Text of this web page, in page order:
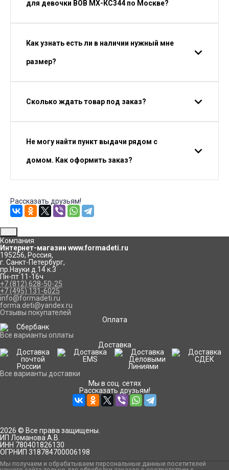
для девочки ВОВ МХ-КС344 по Москве?
Как узнать есть ли в наличии нужный мне
размер?
Сколько ждать товар под заказ?
Не могу найти пункт выдачи рядом с
домом. Как оформить заказ?
Рассказать друзьям!
Компания
Интернет-магазин www.formadeti.ru
195256, Россия,
г. Санкт-Петербург,
пр.Науки д.14 к.3
Пн-пт 11-16ч
+7 (812) 628-50-25
+7 (495) 131-6025
info@formadeti.ru
forma.deti@yandex.ru
Отзывы покупателей
Оплата
Все варианты оплаты
Доставка
Все варианты доставки
Мы в соц. сетях
Рассказать друзьям!
2026 © Все права защищены.
ИП Ломанова А.В.
ИНН 780401826130
ОГРНИП 318784700006198
Мы получаем и обрабатываем персональные данные посетителей